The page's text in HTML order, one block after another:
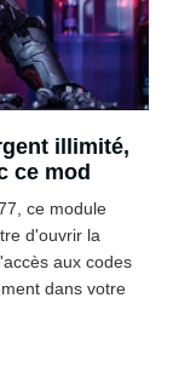
illimité,
ce mod
ce module
d'ouvrir la
aux codes
dans votre